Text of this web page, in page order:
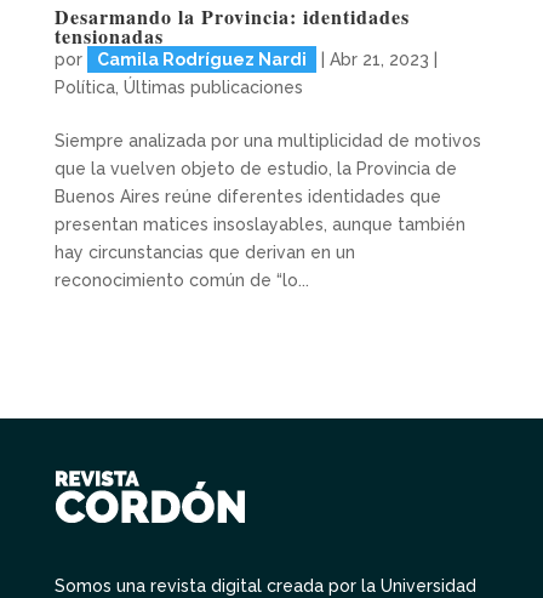
Desarmando la Provincia: identidades
tensionadas
por Camila Rodríguez Nardi Abr 21, 2023
Política, Últimas publicaciones
Siempre analizada por una multiplicidad de motivos
que la vuelven objeto de estudio, la Provincia de
Buenos Aires reúne diferentes identidades que
presentan matices insoslayables, aunque también
hay circunstancias que derivan en un
reconocimiento común de “lo...
Somos una revista digital creada por la Universidad